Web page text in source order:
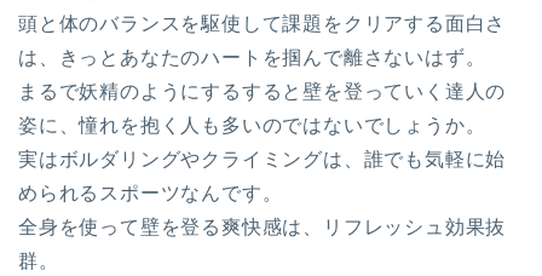
頭と体のバランスを駆使して課題をクリアする面白さ
は、きっとあなたのハートを掴んで離さないはず。
まるで妖精のようにするすると壁を登っていく達人の
姿に、憧れを抱く人も多いのではないでしょうか。
実はボルダリングやクライミングは、誰でも気軽に始
められるスポーツなんです。
全身を使って壁を登る爽快感は、リフレッシュ効果抜
群。